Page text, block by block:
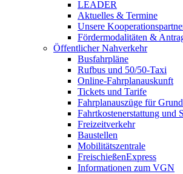
LEADER
Aktuelles & Termine
Unsere
Fördermodalitäten &
Öffentlicher Nahverkehr
Busfahrpläne
Rufbus und 50/50-Taxi
Online-Fahrplanauskunft
Tickets und Tarife
Fahrplanauszüge für
Fahrtkostenerstattung und
Freizeitverkehr
Baustellen
Mobilitätszentrale
FreischießenExpress
Informationen zum VGN